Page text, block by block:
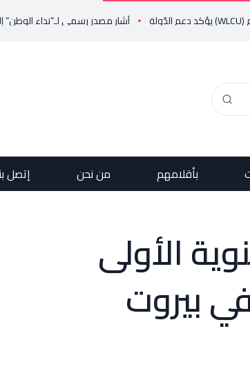
أشار مصدر رسمي لـ”نداء الوطن” إلى أن
بأقلامهم من نحن إتصل
الأولى
بيروت